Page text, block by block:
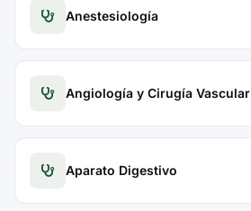
Anestesiología
Angiología y Cirugía Vascular
Aparato Digestivo